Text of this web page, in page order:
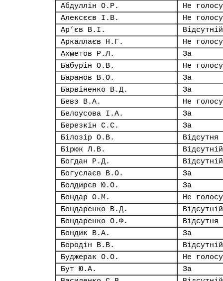
Абдуллін О.Р.
Не
Алексєєв І.В.
Не
Ар’єв В.І.
Відсутній
Аркаллаєв Н.Г.
Не
Ахметов Р.Л.
За
Бабурін О.В.
Не
Баранов В.О.
За
Барвіненко В.Д.
За
Бевз В.А.
Не
Белоусова І.А.
За
Березкін С.С.
За
Білозір О.В.
Відсутня
Бірюк Л.В.
Відсутній
Богдан Р.Д.
Відсутній
Богуслаєв В.О.
За
Болдирєв Ю.О.
За
Бондар О.М.
Не
Бондаренко В.Д.
Відсутній
Бондаренко О.Ф.
Відсутня
Бондик В.А.
За
Бородін В.В.
Відсутній
Буджерак О.О.
Не
Бут Ю.А.
За